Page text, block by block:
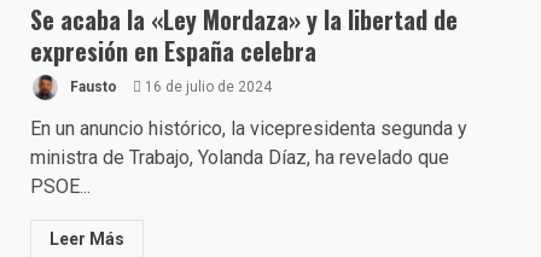
Se acaba la «Ley Mordaza» y la libertad de
expresión en España celebra
Fausto 16 de julio de 2024
En un anuncio histórico, la vicepresidenta segunda y
ministra de Trabajo, Yolanda Díaz, ha revelado que
PSOE...
Leer Más